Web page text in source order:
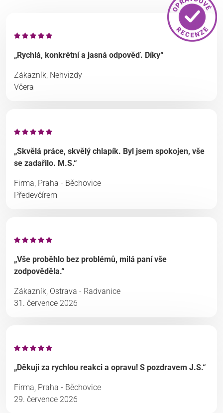
„Rychlá, konkrétní a jasná odpověď. Díky“
Zákazník, Nehvizdy
Včera
„Skvělá práce, skvělý chlapík. Byl jsem spokojen, vše
se zadařilo. M.S.“
Firma, Praha - Běchovice
Předevčírem
„Vše proběhlo bez problémů, milá paní vše
zodpověděla.“
Zákazník, Ostrava - Radvanice
31. července 2026
„Děkuji za rychlou reakci a opravu! S pozdravem J.S.“
Firma, Praha - Běchovice
29. července 2026